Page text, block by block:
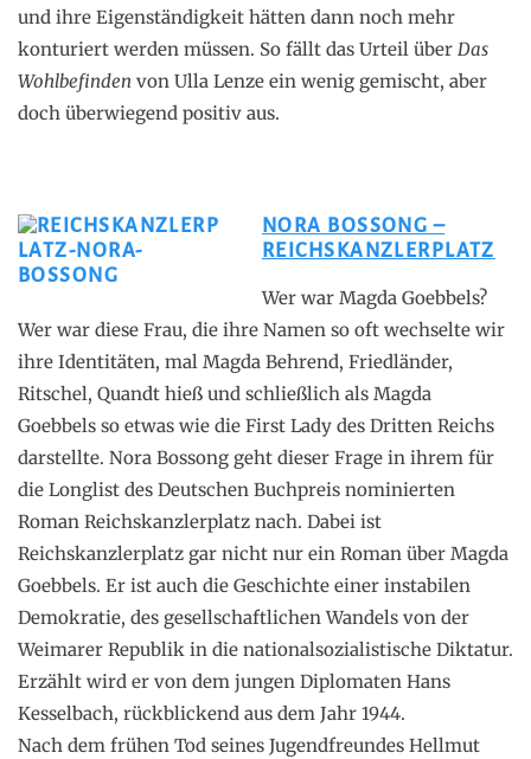
und ihre Eigenständigkeit hätten dann noch mehr
konturiert werden müssen. So fällt das Urteil über Das
Wohlbefinden von Ulla Lenze ein wenig gemischt, aber
doch überwiegend positiv aus.
NORA BOSSONG –
REICHSKANZLERPLATZ
Wer war Magda Goebbels?
Wer war diese Frau, die ihre Namen so oft wechselte wir
ihre Identitäten, mal Magda Behrend, Friedländer,
Ritschel, Quandt hieß und schließlich als Magda
Goebbels so etwas wie die First Lady des Dritten Reichs
darstellte. Nora Bossong geht dieser Frage in ihrem für
die Longlist des Deutschen Buchpreis nominierten
Roman Reichskanzlerplatz nach. Dabei ist
Reichskanzlerplatz gar nicht nur ein Roman über Magda
Goebbels. Er ist auch die Geschichte einer instabilen
Demokratie, des gesellschaftlichen Wandels von der
Weimarer Republik in die nationalsozialistische Diktatur.
Erzählt wird er von dem jungen Diplomaten Hans
Kesselbach, rückblickend aus dem Jahr 1944.
Nach dem frühen Tod seines Jugendfreundes Hellmut